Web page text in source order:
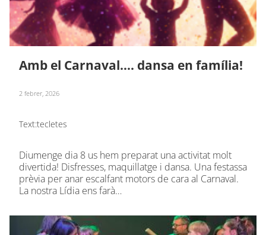
Amb el Carnaval…. dansa en família!
2 febrer, 2026
Text:tecletes
Diumenge dia 8 us hem preparat una activitat molt
divertida! Disfresses, maquillatge i dansa. Una festassa
prèvia per anar escalfant motors de cara al Carnaval.
La nostra Lídia ens farà…